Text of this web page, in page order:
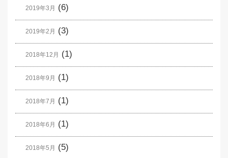
2019年3月 (6)
2019年2月 (3)
2018年12月 (1)
2018年9月 (1)
2018年7月 (1)
2018年6月 (1)
2018年5月 (5)